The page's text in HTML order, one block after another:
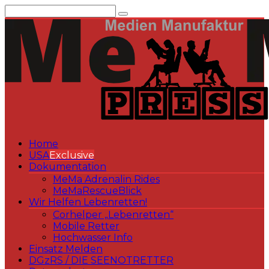
Inhalt
springen
Home
USAExclusive
Dokumentation
MeMa Adrenalin Rides
MeMaRescueBlick
Wir Helfen Lebenretten!
Corhelper „Lebenretten“
Mobile Retter
Hochwasser Info
Einsatz Melden
DGzRS / DIE SEENOTRETTER